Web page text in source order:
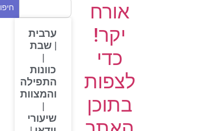
אורח
יקר!
כדי
לצפות
בתוכן
חיפוש
ערבית
| שבת
כוונות
התפילה
והמצוות
שיעורי